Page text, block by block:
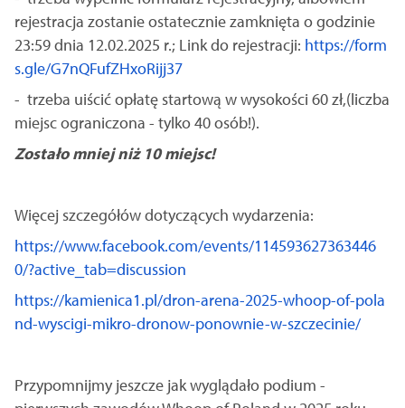
rejestracja zostanie ostatecznie zamknięta o godzinie
23:59 dnia 12.02.2025 r.; Link do rejestracji: https://form
s.gle/G7nQFufZHxoRijj37
- trzeba uiścić opłatę startową w wysokości 60 zł,(liczba
miejsc ograniczona - tylko 40 osób!).
Zostało mniej niż 10 miejsc!
Więcej szczegółów dotyczących wydarzenia:
https://www.facebook.com/events/114593627363446
0/?active_tab=discussion
https://kamienica1.pl/dron-arena-2025-whoop-of-pola
nd-wyscigi-mikro-dronow-ponownie-w-szczecinie/
Przypomnijmy jeszcze jak wyglądało podium -